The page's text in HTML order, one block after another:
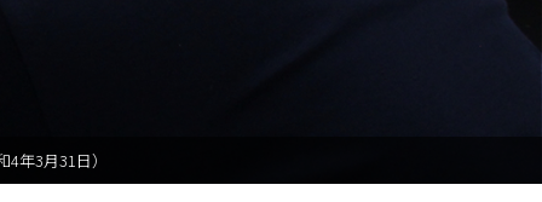
年3月31日）